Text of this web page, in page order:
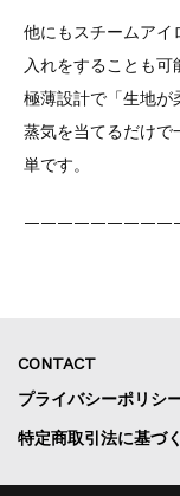
他にもスチームアイ
入れをすることも可
極薄設計で「生地が
蒸気を当てるだけで
単です。
CONTACT
プライバシーポリシ
特定商取引法に基づ